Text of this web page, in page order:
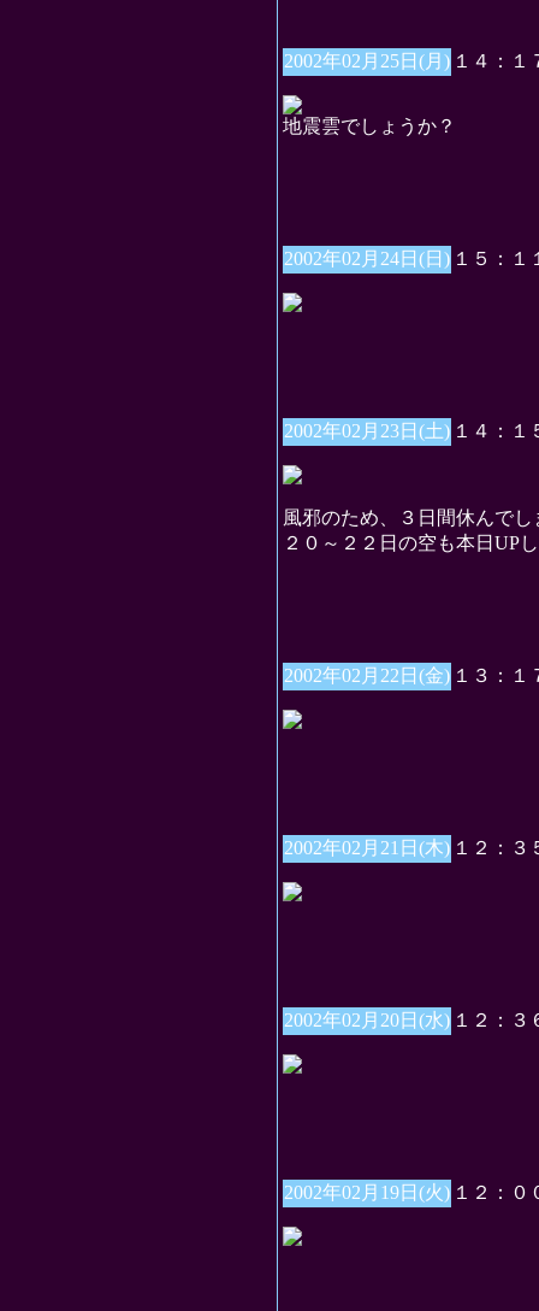
2002年02月25日(月) １４：１
地震雲でしょうか？
2002年02月24日(日) １５：１
2002年02月23日(土) １４：１
風邪のため、３日間休んで
２０～２２日の空も本日UP
2002年02月22日(金) １３：１
2002年02月21日(木) １２：３
2002年02月20日(水) １２：３
2002年02月19日(火) １２：０